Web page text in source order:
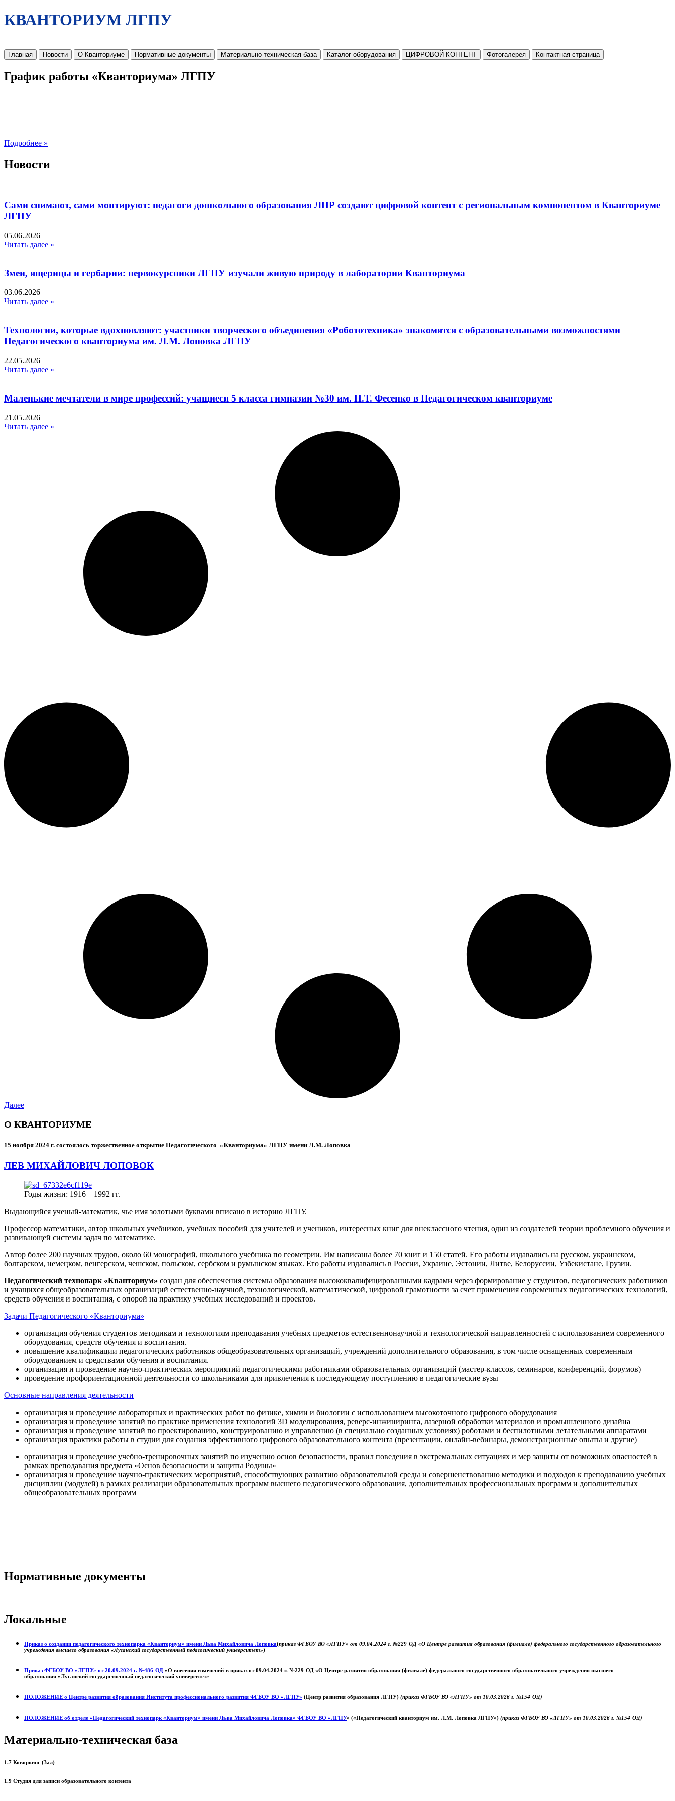
КВАНТОРИУМ ЛГПУ
Главная Новости О Кванториуме Нормативные документы Материально-техническая база Каталог оборудования ЦИФРОВОЙ КОНТЕНТ Фотогалерея Контактная страница
График работы «Кванториума» ЛГПУ
Подробнее »
Новости
Сами снимают, сами монтируют: педагоги дошкольного образования ЛНР создают цифровой контент с региональным компонентом в Кванториуме
ЛГПУ​
05.06.2026
Читать далее »
Змеи, ящерицы и гербарии: первокурсники ЛГПУ изучали живую природу в лаборатории Кванториума
03.06.2026
Читать далее »
Технологии, которые вдохновляют: участники творческого объединения «Робототехника» знакомятся с образовательными возможностями
Педагогического кванториума им. Л.М. Лоповка ЛГПУ
22.05.2026
Читать далее »
Маленькие мечтатели в мире профессий: учащиеся 5 класса гимназии №30 им. Н.Т. Фесенко в Педагогическом кванториуме
21.05.2026
Читать далее »
Далее
О КВАНТОРИУМЕ
15 ноября 2024 г. состоялось торжественное открытие Педагогического «Кванториума» ЛГПУ имени Л.М. Лоповка
ЛЕВ МИХАЙЛОВИЧ ЛОПОВОК
Годы жизни: 1916 – 1992 гг.
Выдающийся ученый-математик, чье имя золотыми буквами вписано в историю ЛГПУ.
Профессор математики, автор школьных учебников, учебных пособий для учителей и учеников, интересных книг для внеклассного чтения, один из создателей теории проблемного обучения и
развивающей системы задач по математике.
Автор более 200 научных трудов, около 60 монографий, школьного учебника по геометрии. Им написаны более 70 книг и 150 статей. Его работы издавались на русском, украинском,
болгарском, немецком, венгерском, чешском, польском, сербском и румынском языках. Его работы издавались в России, Украине, Эстонии, Литве, Белоруссии, Узбекистане, Грузии.
Педагогический технопарк «Кванториум» создан для обеспечения системы образования высококвалифицированными кадрами через формирование у студентов, педагогических работников
и учащихся общеобразовательных организаций естественно-научной, технологической, математической, цифровой грамотности за счет применения современных педагогических технологий,
средств обучения и воспитания, с опорой на практику учебных исследований и проектов.
Задачи Педагогического «Кванториума»
организация обучения студентов методикам и технологиям преподавания учебных предметов естественнонаучной и технологической направленностей с использованием современного
оборудования, средств обучения и воспитания.
повышение квалификации педагогических работников общеобразовательных организаций, учреждений дополнительного образования, в том числе оснащенных современным
оборудованием и средствами обучения и воспитания.
организация и проведение научно-практических мероприятий педагогическими работниками образовательных организаций (мастер-классов, семинаров, конференций, форумов)
проведение профориентационной деятельности со школьниками для привлечения к последующему поступлению в педагогические вузы
Основные направления деятельности
организация и проведение лабораторных и практических работ по физике, химии и биологии с использованием высокоточного цифрового оборудования
организация и проведение занятий по практике применения технологий 3D моделирования, реверс-инжиниринга, лазерной обработки материалов и промышленного дизайна
организация и проведение занятий по проектированию, конструированию и управлению (в специально созданных условиях) роботами и беспилотными летательными аппаратами
организация практики работы в студии для создания эффективного цифрового образовательного контента (презентации, онлайн-вебинары, демонстрационные опыты и другие)
организация и проведение учебно-тренировочных занятий по изучению основ безопасности, правил поведения в экстремальных ситуациях и мер защиты от возможных опасностей в
рамках преподавания предмета «Основ безопасности и защиты Родины»
организация и проведение научно-практических мероприятий, способствующих развитию образовательной среды и совершенствованию методики и подходов к преподаванию учебных
дисциплин (модулей) в рамках реализации образовательных программ высшего педагогического образования, дополнительных профессиональных программ и дополнительных
общеобразовательных программ
Нормативные документы
Локальные
Приказ о создании педагогического технопарка «Кванториум» имени Льва Михайловича Лоповка(приказ ФГБОУ ВО «ЛГПУ» от 09.04.2024 г. №229-ОД «О Центре развития образования (филиале) федерального государственного образовательного
учреждения высшего образования «Луганский государственный педагогический университет»)
Приказ ФГБОУ ВО «ЛГПУ» от 20.09.2024 г. №486-ОД «О внесении изменений в приказ от 09.04.2024 г. №229-ОД «О Центре развития образования (филиале) федерального государственного образовательного учреждения высшего
образования «Луганский государственный педагогический университет»
ПОЛОЖЕНИЕ о Центре развития образования Института профессионального развития ФГБОУ ВО «ЛГПУ» (Центр развития образования ЛГПУ) (приказ ФГБОУ ВО «ЛГПУ» от 10.03.2026 г. №154-ОД)
ПОЛОЖЕНИЕ об отделе «Педагогический технопарк «Кванториум» имени Льва Михайловича Лоповка» ФГБОУ ВО «ЛГПУ» («Педагогический кванториум им. Л.М. Лоповка ЛГПУ») (приказ ФГБОУ ВО «ЛГПУ» от 10.03.2026 г. №154-ОД)
Материально-техническая база
1.7 Коворкинг (Зал)
1.9 Студия для записи образовательного контента